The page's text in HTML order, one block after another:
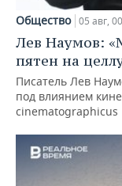
Общество 05 авг,
Лев Наумов:
пятен на
Писатель Лев
под влиянием
cinematographicus